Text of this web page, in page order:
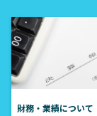
財務・業績について